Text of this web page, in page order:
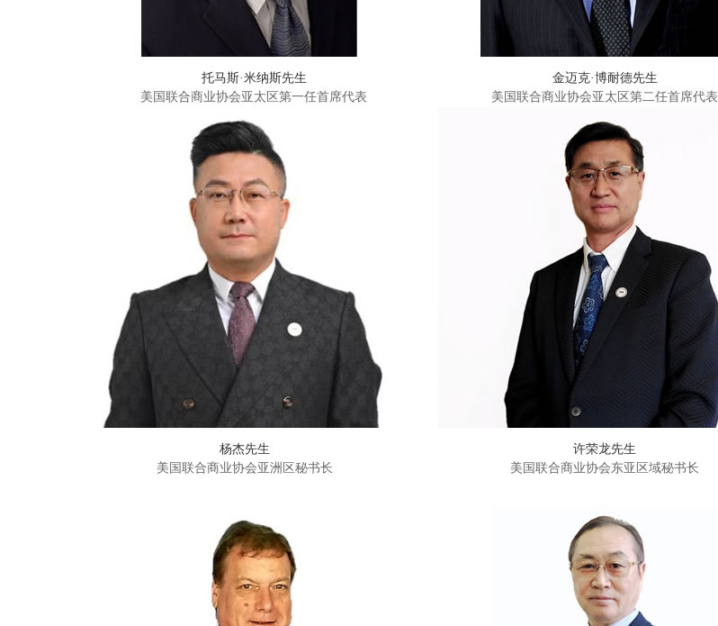
托马斯·米纳斯先生
美国联合商业协会亚太区第一任首席代表
金迈克·博耐德先生
美国联合商业协会亚太区第二任首席代表
杨杰先生
美国联合商业协会亚洲区秘书长
许荣龙先生
美国联合商业协会东亚区域秘书长